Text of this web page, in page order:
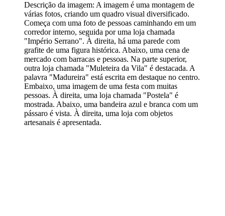
Descrição da imagem: A imagem é uma montagem de
várias fotos, criando um quadro visual diversificado.
Começa com uma foto de pessoas caminhando em um
corredor interno, seguida por uma loja chamada
"Império Serrano". À direita, há uma parede com
grafite de uma figura histórica. Abaixo, uma cena de
mercado com barracas e pessoas. Na parte superior,
outra loja chamada "Muleteira da Vila" é destacada. A
palavra "Madureira" está escrita em destaque no centro.
Embaixo, uma imagem de uma festa com muitas
pessoas. À direita, uma loja chamada "Postela" é
mostrada. Abaixo, uma bandeira azul e branca com um
pássaro é vista. À direita, uma loja com objetos
artesanais é apresentada.